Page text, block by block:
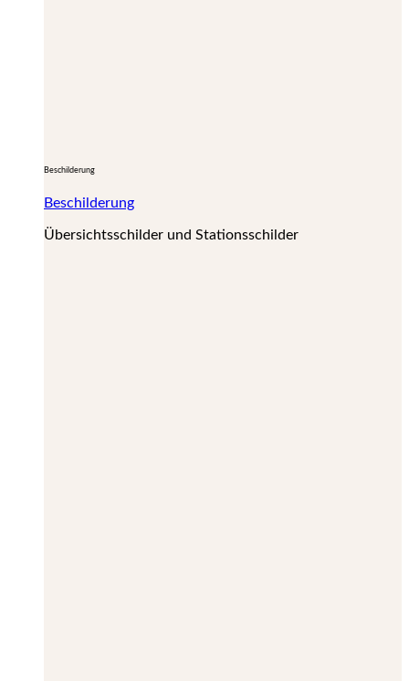
Beschilderung
Beschilderung
Übersichtsschilder und Stationsschilder